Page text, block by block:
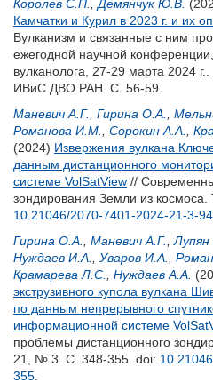
Королев С.П.
Демянчук Ю.В.
Камчатки и Курил в 2023 г. и их
Вулканизм и связанные с ним
ежегодной научной
вулканолога, 27-29 марта 2024
ИВиС ДВО РАН. С. 56-59.
Маневич А.Г.
Гирина О.А.
Романова И.М.
Сорокин А.А.
(2024) Извержения вулкана
данным дистанционного
системе VolSatView //
зондирования Земли из
10.21046/2070-7401-2024-21-3-
Гирина О.А.
Маневич А.Г. Лупян
Нуждаев И.А.
Уваров И.А.
Крамарева Л.С.
Нуждаев А.А.
экструзивного купола вулкана
по данным непрерывного
информационной системе
проблемы дистанционного
21, № 3. С. 348-355. doi:
355